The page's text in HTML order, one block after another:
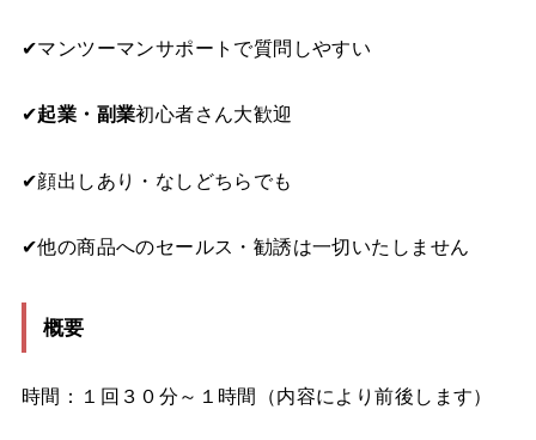
✔︎マンツーマンサポートで質問しやすい
✔︎起業・副業初心者さん大歓迎
✔︎顔出しあり・なしどちらでも
✔︎他の商品へのセールス・勧誘は一切いたしません
概要
時間：１回３０分～１時間（内容により前後します）